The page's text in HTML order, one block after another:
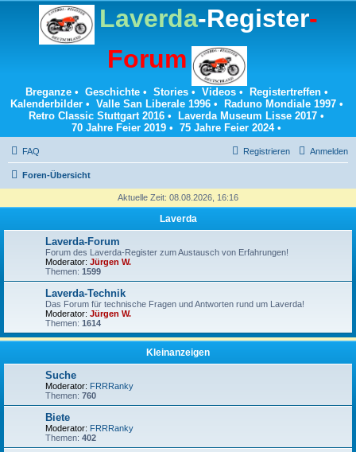
Laverda-Register-
Forum
Breganze• Geschichte• Stories• Videos• Registertreffen•
Kalenderbilder• Valle San Liberale 1996• Raduno Mondiale 1997•
Retro Classic Stuttgart 2016 • Laverda Museum Lisse 2017 •
70 Jahre Feier 2019 • 75 Jahre Feier 2024•
FAQ Anmelden
Registrieren
Foren-Übersicht
Aktuelle Zeit: 08.08.2026, 16:16
Laverda
Laverda-Forum
Forum des Laverda-Register zum Austausch von Erfahrungen!
Moderator: Jürgen W.
Themen: 1599
Laverda-Technik
Das Forum für technische Fragen und Antworten rund um Laverda!
Moderator: Jürgen W.
Themen: 1614
Kleinanzeigen
Suche
Moderator: FRRRanky
Themen: 760
Biete
Moderator: FRRRanky
Themen: 402